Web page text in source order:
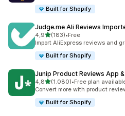
Built for Shopify
Judge.me Ali Reviews
4,95 yıldız üzerinden
(183)
toplam 183 değerlendirme
•Free
Import AliExpress reviews and
Built for Shopify
Junip Product Reviews App &
4,85 yıldız üzerinden
(1.080)
toplam 1080 değerlendirme
•Free plan
Convert more with product
Built for Shopify